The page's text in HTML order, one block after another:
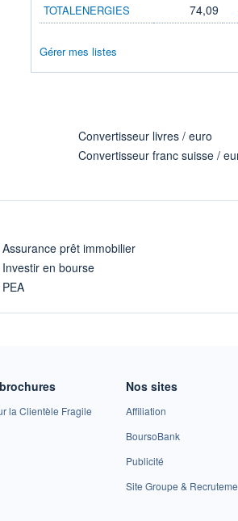
TOTALENERGIES 74,09
Gérer mes listes
Convertisseur livres / euro
Convertisseur franc suisse /
Assurance prêt immobilier
Investir en bourse
PEA
la Clientèle Fragile
Nos sites
Affiliation
BoursoBank
Publicité
Site Groupe &